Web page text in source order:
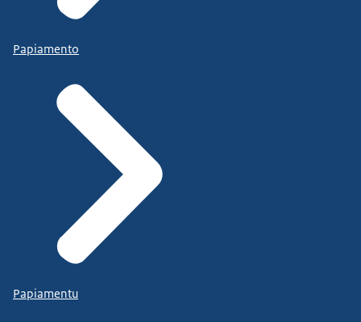
Papiamento
Papiamentu